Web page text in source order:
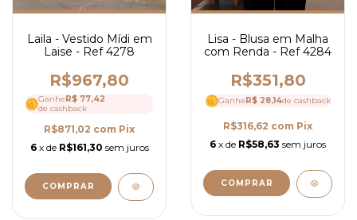
Laila - Vestido Mídi em
Laise - Ref 4278
R$967,80
GanheR$ 77,42
de cashback
R$871,02 com Pix
6 x de R$161,30 sem juros
COMPRAR
Lisa - Blusa em Malha
com Renda - Ref 4284
R$351,80
GanheR$ 28,14de cashback
R$316,62 com Pix
6 x de R$58,63 sem juros
COMPRAR